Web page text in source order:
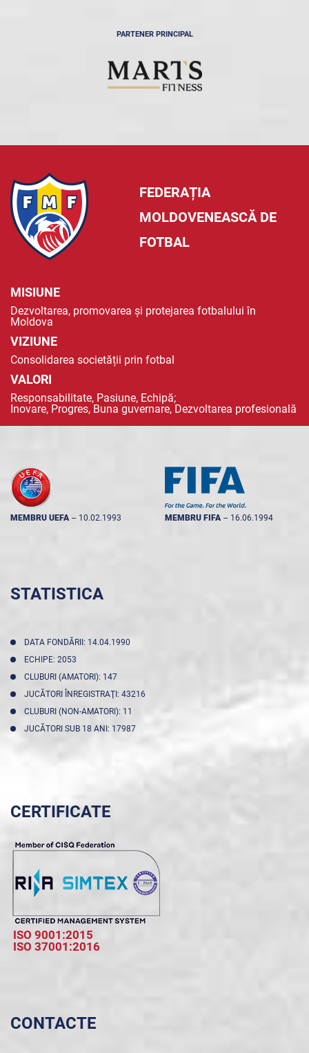
PARTENER PRINCIPAL
FEDERAȚIA
MOLDOVENEASCĂ DE
FOTBAL
MISIUNE
Dezvoltarea, promovarea și protejarea fotbalului în
Moldova
VIZIUNE
Consolidarea societății prin fotbal
VALORI
Responsabilitate, Pasiune, Echipă;
Inovare, Progres, Buna guvernare, Dezvoltarea profesională
MEMBRU UEFA -- 10.02.1993 MEMBRU FIFA -- 16.06.1994
STATISTICA
DATA FONDĂRII: 14.04.1990
ECHIPE: 2053
CLUBURI (AMATORI): 147
JUCĂTORI ÎNREGISTRAŢI: 43216
CLUBURI (NON-AMATORI): 11
JUCĂTORI SUB 18 ANI: 17987
CERTIFICATE
ISO 9001:2015
ISO 37001:2016
CONTACTE